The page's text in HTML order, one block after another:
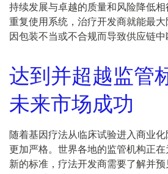
持续发展与卓越的质量和风险降低
重复使用系统，治疗开发商就能最
因包装不当或不合规而导致供应链中
达到并超越监管
未来市场成功
随着基因疗法从临床试验进入商业
更加严格。世界各地的监管机构正
新的标准，疗法开发商需要了解并